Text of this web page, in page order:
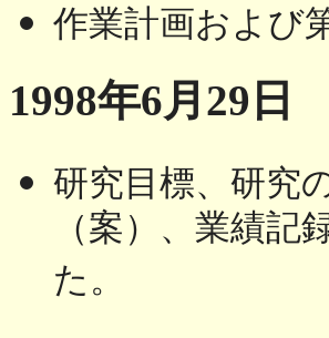
作業計画および
1998年6月29日
研究目標、研究
（案）、業績
た。